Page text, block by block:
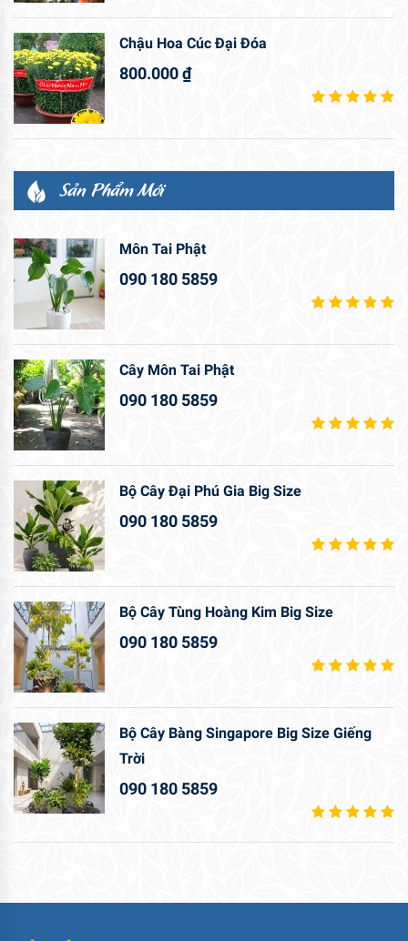
Chậu Hoa Cúc Đại Đóa
800.000₫
Sản Phẩm Mới
Môn Tai Phật
090 180 5859
Cây Môn Tai Phật
090 180 5859
Bộ Cây Đại Phú Gia Big Size
090 180 5859
Bộ Cây Tùng Hoàng Kim Big Size
090 180 5859
Bộ Cây Bàng Singapore Big Size Giếng
Trời
090 180 5859